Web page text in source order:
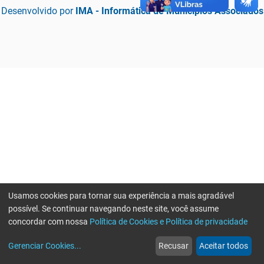
Desenvolvido por IMA - Informática de Municípios Associados
web
Notícias
more_horiz
Mais
Usamos cookies para tornar sua experiência a mais agradável
possível. Se continuar navegando neste site, você assume
concordar com nossa Política de Cookies e Política de privacidade
Gerenciar Cookies... Recusar Aceitar todos
Erro ao enviar informações, por favor tente novamente